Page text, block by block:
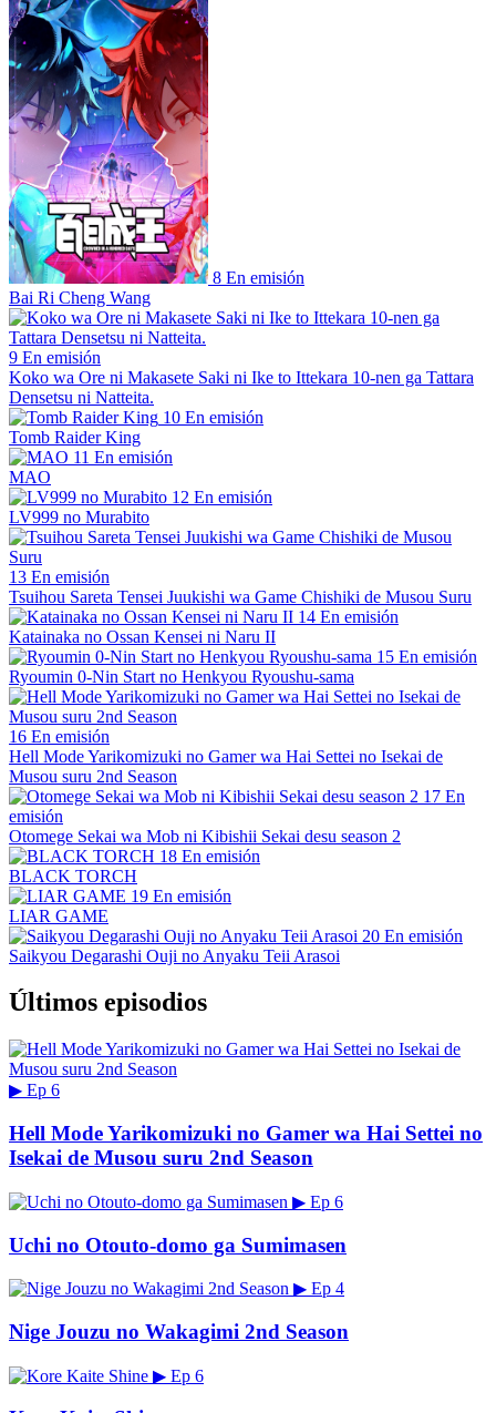
8 En emisión
Bai Ri Cheng Wang
9 En emisión
Koko wa Ore ni Makasete Saki ni Ike to Ittekara 10-nen ga Tattara
Densetsu ni Natteita.
10 En emisión
Tomb Raider King
11 En emisión
MAO
12 En emisión
LV999 no Murabito
13 En emisión
Tsuihou Sareta Tensei Juukishi wa Game Chishiki de Musou Suru
14 En emisión
Katainaka no Ossan Kensei ni Naru II
15 En emisión
Ryoumin 0-Nin Start no Henkyou Ryoushu-sama
16 En emisión
Hell Mode Yarikomizuki no Gamer wa Hai Settei no Isekai de
Musou suru 2nd Season
17 En
emisión
Otomege Sekai wa Mob ni Kibishii Sekai desu season 2
18 En emisión
BLACK TORCH
19 En emisión
LIAR GAME
20 En emisión
Saikyou Degarashi Ouji no Anyaku Teii Arasoi
Últimos episodios
▶ Ep 6
Hell Mode Yarikomizuki no Gamer wa Hai Settei no
Isekai de Musou suru 2nd Season
▶ Ep 6
Uchi no Otouto-domo ga Sumimasen
▶ Ep 4
Nige Jouzu no Wakagimi 2nd Season
▶ Ep 6